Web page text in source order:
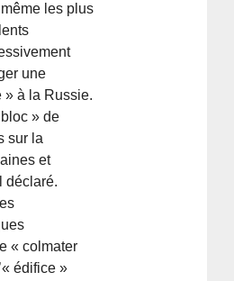
les plus
une
» à la Russie.
» de
sur la
et
déclaré.
« colmater
édifice »